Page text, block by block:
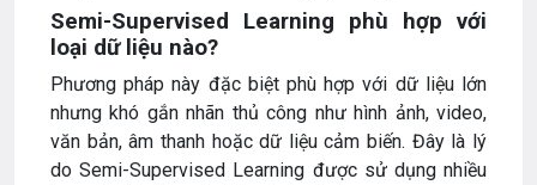
Semi-Supervised Learning phù hợp với
loại dữ liệu nào?
Phương pháp này đặc biệt phù hợp với dữ liệu lớn
nhưng khó gắn nhãn thủ công như hình ảnh, video,
văn bản, âm thanh hoặc dữ liệu cảm biến. Đây là lý
do Semi-Supervised Learning được sử dụng nhiều